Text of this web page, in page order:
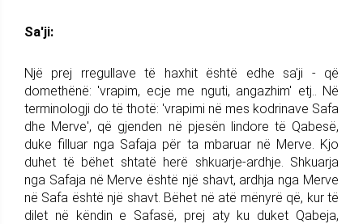
Sa'ji:
Një prej rregullave të haxhit është edhe sa'ji - që
domethënë: 'vrapim, ecje me nguti, angazhim' etj.. Në
terminologji do të thotë: 'vrapimi në mes kodrinave Safa
dhe Merve', që gjenden në pjesën lindore të Qabesë,
duke filluar nga Safaja për ta mbaruar në Merve. Kjo
duhet të bëhet shtatë herë shkuarje-ardhje. Shkuarja
nga Safaja në Merve është një shavt, ardhja nga Merve
në Safa është një shavt. Bëhet në atë mënyrë që, kur të
dilet në këndin e Safasë, prej aty ku duket Qabeja,